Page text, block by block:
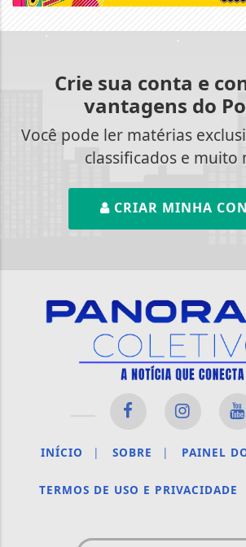
Crie sua conta e
vantagens do
Você pode ler matérias
classificados e muito
CRIAR MINHA
INÍCIO | SOBRE | PAINEL
TERMOS DE USO E PRIVACIDADE